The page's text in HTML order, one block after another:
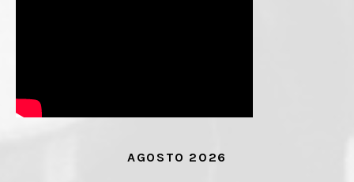
AGOSTO 2026